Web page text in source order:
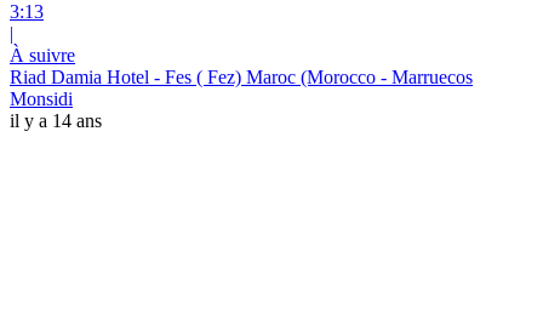
3:13
|
À suivre
Riad Damia Hotel - Fes ( Fez) Maroc (Morocco - Marruecos
Monsidi
il y a 14 ans